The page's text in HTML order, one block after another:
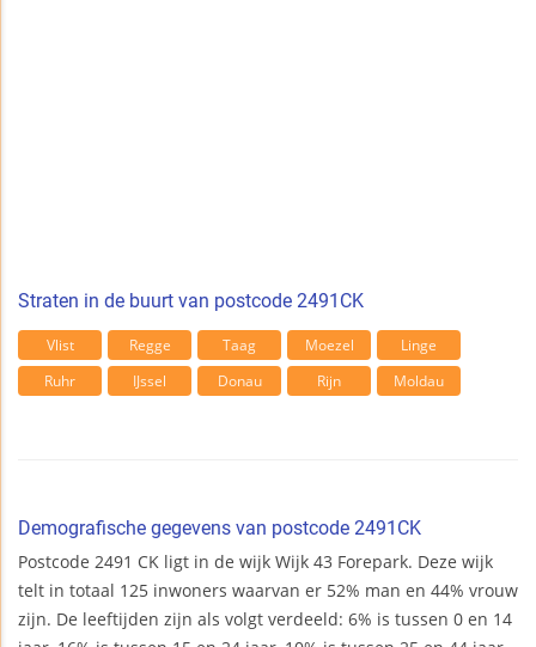
Straten in de buurt van postcode 2491CK
Vlist Regge Taag Moezel
Linge
Ruhr
IJssel Donau Rijn Moldau
Demografische gegevens van postcode 2491CK
Postcode 2491 CK ligt in de wijk Wijk 43 Forepark. Deze wijk
telt in totaal 125 inwoners waarvan er 52% man en 44% vrouw
zijn. De leeftijden zijn als volgt verdeeld: 6% is tussen 0 en 14